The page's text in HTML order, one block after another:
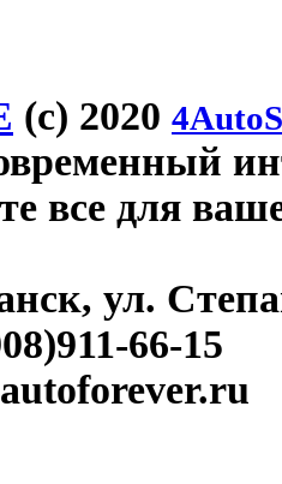
(c) 2020
все для
ул.
66-15